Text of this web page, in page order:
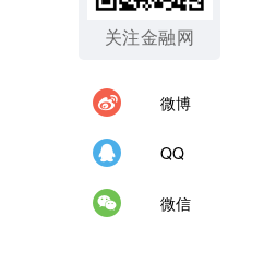
关注金融网
微博
QQ
微信